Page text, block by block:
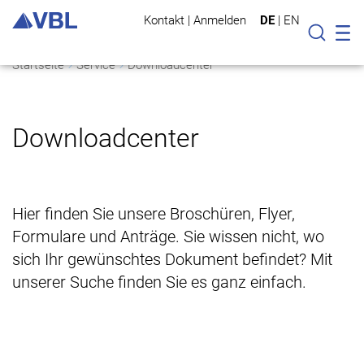
Kontakt | Anmelden DE | EN
Suche
Startseite Service Downloadcenter
Downloadcenter
Hier finden Sie unsere Broschüren, Flyer,
Formulare und Anträge. Sie wissen nicht, wo
sich Ihr gewünschtes Dokument befindet? Mit
unserer Suche finden Sie es ganz einfach.